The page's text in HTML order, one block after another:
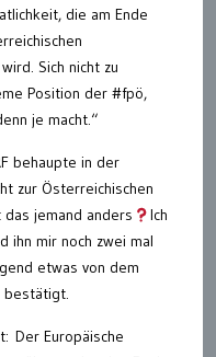
die am Ende
Sich nicht zu
Position der #fpö,
je macht.“
behaupte in der
zur Österreichischen
jemand anders
Ich
ihn mir noch zwei mal
etwas von dem
bestätigt.
Der Europäische